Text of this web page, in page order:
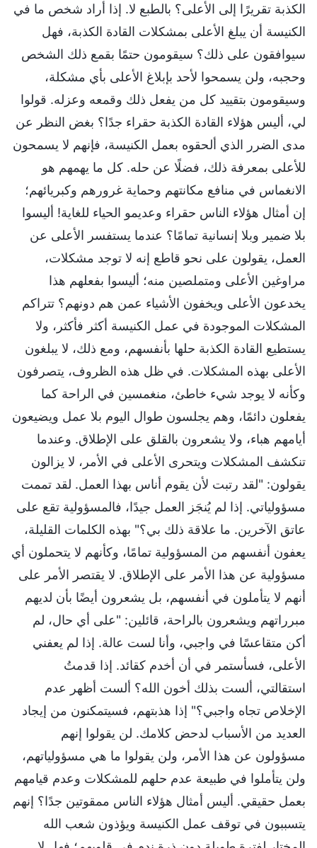
الكذبة تقريرًا إلى الأعلى؟ بالطبع لا. إذا أراد شخص ما في
الكنيسة أن يبلغ الأعلى بمشكلات القادة الكذبة، فهل
سيوافقون على ذلك؟ سيقومون حتمًا بقمع ذلك الشخص
وحجبه، ولن يسمحوا لأحد بإبلاغ الأعلى بأي مشكلة،
وسيقومون بتقييد كل من يفعل ذلك وقمعه وعزله. قولوا
لي، أليس هؤلاء القادة الكذبة حقراء جدًا؟ بغض النظر عن
مدى الضرر الذي ألحقوه بعمل الكنيسة، فإنهم لا يسمحون
للأعلى بمعرفة ذلك، فضلًا عن حله. كل ما يهمهم هو
الانغماس في منافع مكانتهم وحماية غرورهم وكبريائهم؛
إن أمثال هؤلاء الناس حقراء وعديمو الحياء للغاية! أليسوا
بلا ضمير وبلا إنسانية تمامًا؟ عندما يستفسر الأعلى عن
العمل، يقولون على نحو قاطع إنه لا توجد مشكلات،
مراوغين الأعلى ومتملصين منه؛ أليسوا بفعلهم هذا
يخدعون الأعلى ويخفون الأشياء عمن هم دونهم؟ تتراكم
المشكلات الموجودة في عمل الكنيسة أكثر فأكثر، ولا
يستطيع القادة الكذبة حلها بأنفسهم، ومع ذلك، لا يبلغون
الأعلى بهذه المشكلات. في ظل هذه الظروف، يتصرفون
وكأنه لا يوجد شيء خاطئ، منغمسين في الراحة كما
يفعلون دائمًا، وهم يجلسون طوال اليوم بلا عمل ويضيعون
أيامهم هباء، ولا يشعرون بالقلق على الإطلاق. وعندما
تنكشف المشكلات ويتحرى الأعلى في الأمر، لا يزالون
يقولون: "لقد رتبت لأن يقوم أناس بهذا العمل. لقد تممت
مسؤولياتي. إذا لم يُنجَز العمل جيدًا، فالمسؤولية تقع على
عاتق الآخرين. ما علاقة ذلك بي؟" بهذه الكلمات القليلة،
يعفون أنفسهم من المسؤولية تمامًا، وكأنهم لا يتحملون أي
مسؤولية عن هذا الأمر على الإطلاق. لا يقتصر الأمر على
أنهم لا يتأملون في أنفسهم، بل يشعرون أيضًا بأن لديهم
مبرراتهم ويشعرون بالراحة، قائلين: "على أي حال، لم
أكن متقاعسًا في واجبي، وأنا لست عالة. إذا لم يعفني
الأعلى، فسأستمر في أن أخدم كقائد. إذا قدمتُ
استقالتي، ألست بذلك أخون الله؟ ألست أظهر عدم
الإخلاص تجاه واجبي؟" إذا هذبتهم، فسيتمكنون من إيجاد
العديد من الأسباب لدحض كلامك. لن يقولوا إنهم
مسؤولون عن هذا الأمر، ولن يقولوا ما هي مسؤولياتهم،
ولن يتأملوا في طبيعة عدم حلهم للمشكلات وعدم قيامهم
بعمل حقيقي. أليس أمثال هؤلاء الناس ممقوتين جدًا؟ إنهم
يتسببون في توقف عمل الكنيسة ويؤذون شعب الله